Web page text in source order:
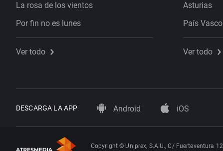
La rosa de los vientos
Por fin no es lunes
Ver todo
Asturias
País Vasco
Ver todo
DESCARGA LA APP Android iOS
Copyright © Uniprex, S.A.U., C/ Fuerteventura 12